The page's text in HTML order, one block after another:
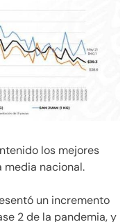
los mejores
media nacional.
un incremento
2 de la pandemia, y